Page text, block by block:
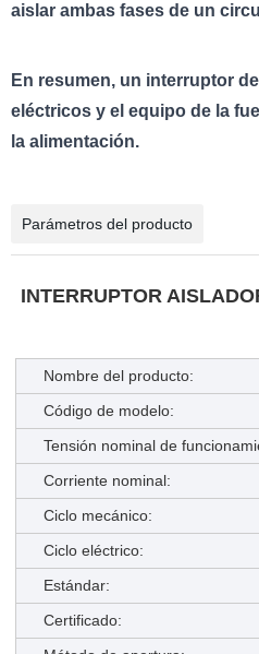
aislar ambas fases de un
En resumen, un interruptor
eléctricos y el equipo de la
la alimentación.
Parámetros del producto
INTERRUPTOR
Nombre del producto:
Código de modelo:
Tensión nominal de
Corriente nominal:
Ciclo mecánico:
Ciclo eléctrico:
Estándar:
Certificado: